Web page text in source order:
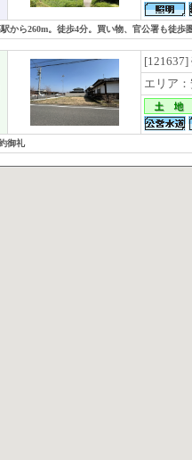
から260m。徒歩4分。買い物、官公署も徒歩圏
[121637]
エリア
御礼